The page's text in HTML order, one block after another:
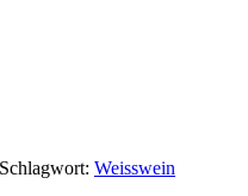
Schlagwort: Weisswein